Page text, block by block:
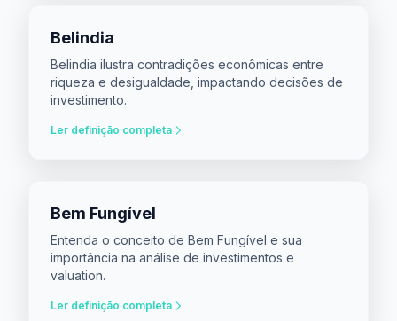
Belindia
Belindia ilustra contradições econômicas entre
riqueza e desigualdade, impactando decisões de
investimento.
Ler definição completa
Bem Fungível
Entenda o conceito de Bem Fungível e sua
importância na análise de investimentos e
valuation.
Ler definição completa